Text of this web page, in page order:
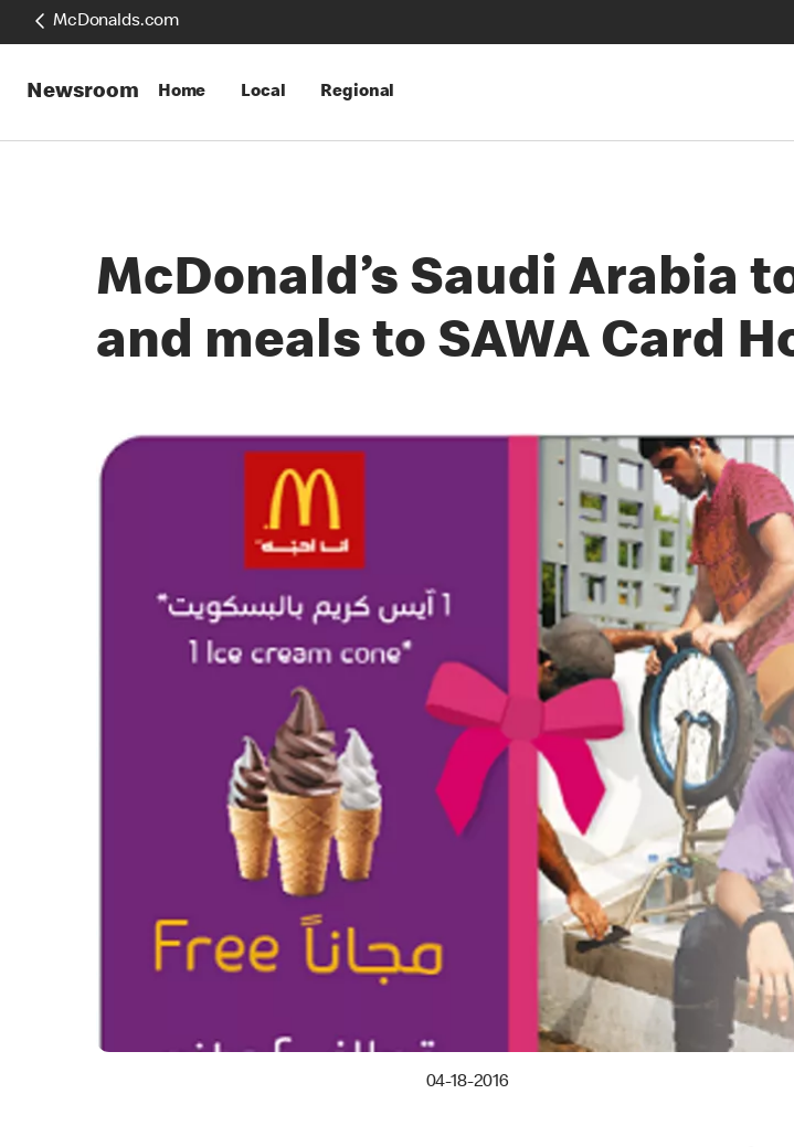
McDonalds.com
Newsroom Home Local Regional
McDonald’s Saudi Arabia
and meals to SAWA Card
04-18-2016